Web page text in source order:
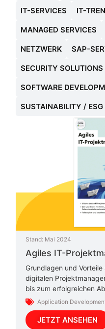
IT-SERVICES IT-
MANAGED SERVICES
NETZWERK SAP-
SECURITY SOLUTIONS
SOFTWARE
SUSTAINABILITY / ESG
Stand: Mai 2024
Agiles IT-
Grundlagen und
digitalen
bis zum erfolgreichen
Application
JETZT ANSEHEN